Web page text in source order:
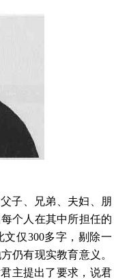
子、兄弟、夫妇、朋
个人在其中所担任的
仅300多字，剔除一
仍有现实教育意义。
主提出了要求，说君